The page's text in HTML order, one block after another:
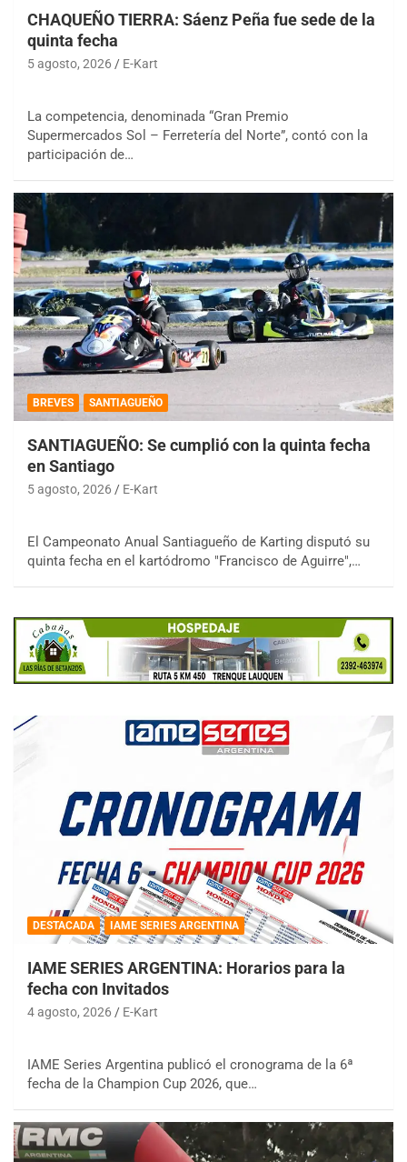
CHAQUEÑO TIERRA: Sáenz Peña fue sede de la
quinta fecha
5 agosto, 2026 E-Kart
La competencia, denominada “Gran Premio
Supermercados Sol – Ferretería del Norte”, contó con la
participación de…
BREVES SANTIAGUEÑO
SANTIAGUEÑO: Se cumplió con la quinta fecha
en Santiago
5 agosto, 2026 E-Kart
El Campeonato Anual Santiagueño de Karting disputó su
quinta fecha en el kartódromo "Francisco de Aguirre",…
DESTACADA IAME SERIES ARGENTINA
IAME SERIES ARGENTINA: Horarios para la
fecha con Invitados
4 agosto, 2026 E-Kart
IAME Series Argentina publicó el cronograma de la 6ª
fecha de la Champion Cup 2026, que…